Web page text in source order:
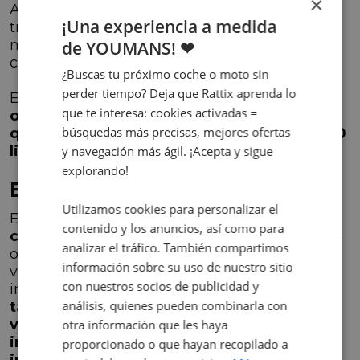
Además, el C4 cuenta con una vía delantera y
trasera de 1.545 mm, lo que mejora la
maniobrabilidad y el agarre en todo tipo de
condiciones.
En cuanto al espacio de carga, elmaletero
ofrece una capacidad mínima de 380 litros,
que se expande generosamente hasta 1.250
litros
cuando se abaten los asientos traseros.
Equipamiento Avanzado
El Citroën eC4no escatima en tecnología y
comodidad. En el apartado tecnológico, el C4
ofrece una experiencia de conducción de
vanguardia. Cuenta con un sistema de
infoentretenimiento que incluye una
táctil, sistema de navegación y control por
voz para que puedas acceder a la
información que necesitas de manera
¡Una experiencia a medida
de YOUMANS! ❤
¿Buscas tu próximo coche o moto sin
perder tiempo? Deja que Rattix aprenda lo
que te interesa: cookies activadas =
búsquedas más precisas, mejores ofertas
y navegación más ágil. ¡Acepta y sigue
explorando!
Utilizamos cookies para personalizar el
contenido y los anuncios, así como para
analizar el tráfico. También compartimos
información sobre su uso de nuestro sitio
con nuestros socios de publicidad y
análisis, quienes pueden combinarla con
otra información que les haya
proporcionado o que hayan recopilado a